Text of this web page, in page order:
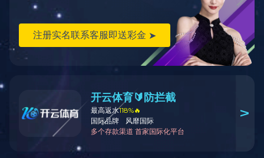
首页> 首页
首页
Contact us
首页